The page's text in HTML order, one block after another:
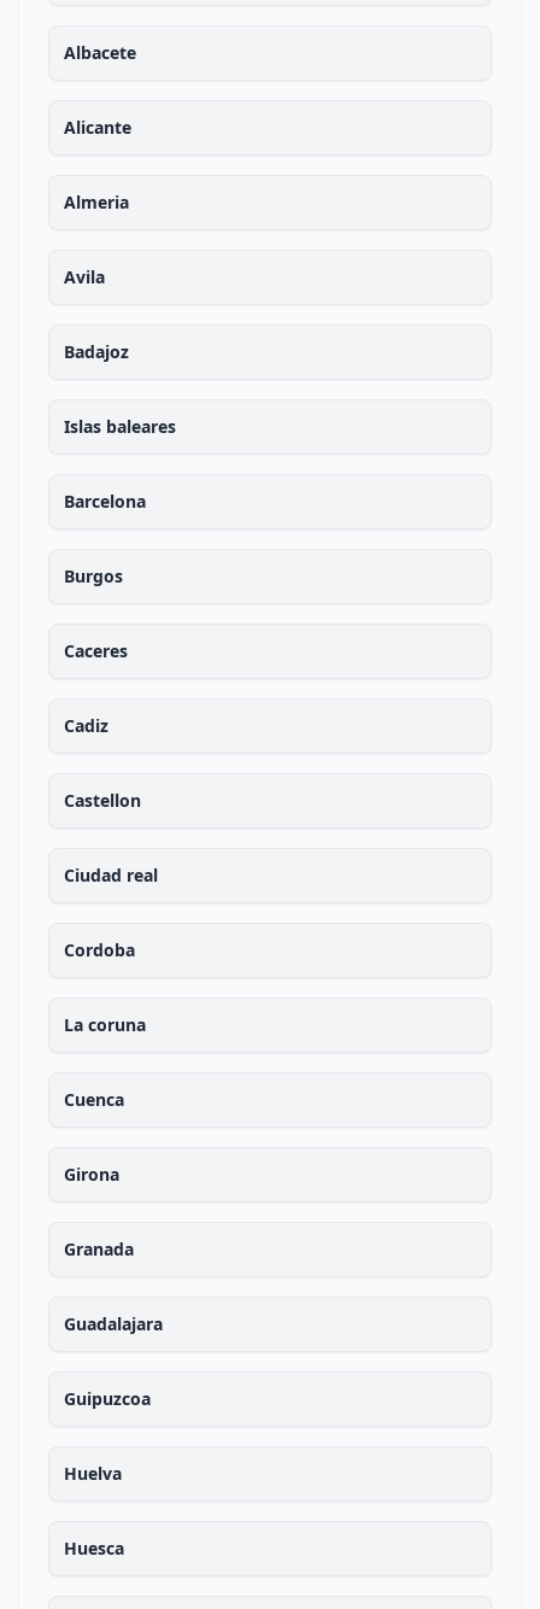
Albacete
Alicante
Almeria
Avila
Badajoz
Islas baleares
Barcelona
Burgos
Caceres
Cadiz
Castellon
Ciudad real
Cordoba
La coruna
Cuenca
Girona
Granada
Guadalajara
Guipuzcoa
Huelva
Huesca